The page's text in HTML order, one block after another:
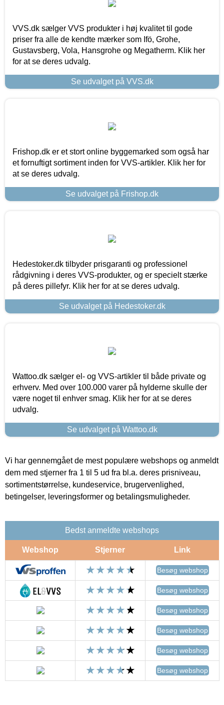
VVS.dk sælger VVS produkter i høj kvalitet til gode
priser fra alle de kendte mærker som Ifö, Grohe,
Gustavsberg, Vola, Hansgrohe og Megatherm. Klik her
for at se deres udvalg.
Se udvalget på VVS.dk
Frishop.dk er et stort online byggemarked som også har
et fornuftigt sortiment inden for VVS-artikler. Klik her for
at se deres udvalg.
Se udvalget på Frishop.dk
Hedestoker.dk tilbyder prisgaranti og professionel
rådgivning i deres VVS-produkter, og er specielt stærke
på deres pillefyr. Klik her for at se deres udvalg.
Se udvalget på Hedestoker.dk
Wattoo.dk sælger el- og VVS-artikler til både private og
erhverv. Med over 100.000 varer på hylderne skulle der
være noget til enhver smag. Klik her for at se deres
udvalg.
Se udvalget på Wattoo.dk
Vi har gennemgået de mest populære webshops og anmeldt
dem med stjerner fra 1 til 5 ud fra bl.a. deres prisniveau,
sortimentstørrelse, kundeservice, brugervenlighed,
betingelser, leveringsformer og betalingsmuligheder.
Bedst anmeldte webshops
Webshop Stjerner Link
Besøg webshop
Besøg webshop
Besøg webshop
Besøg webshop
Besøg webshop
Besøg webshop